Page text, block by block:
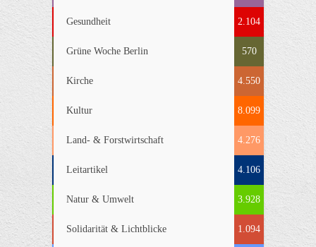
Gesundheit 2.104
Grüne Woche Berlin 570
Kirche 4.550
Kultur 8.099
Land- & Forstwirtschaft 4.276
Leitartikel 4.106
Natur & Umwelt 3.928
Solidarität & Lichtblicke 1.094